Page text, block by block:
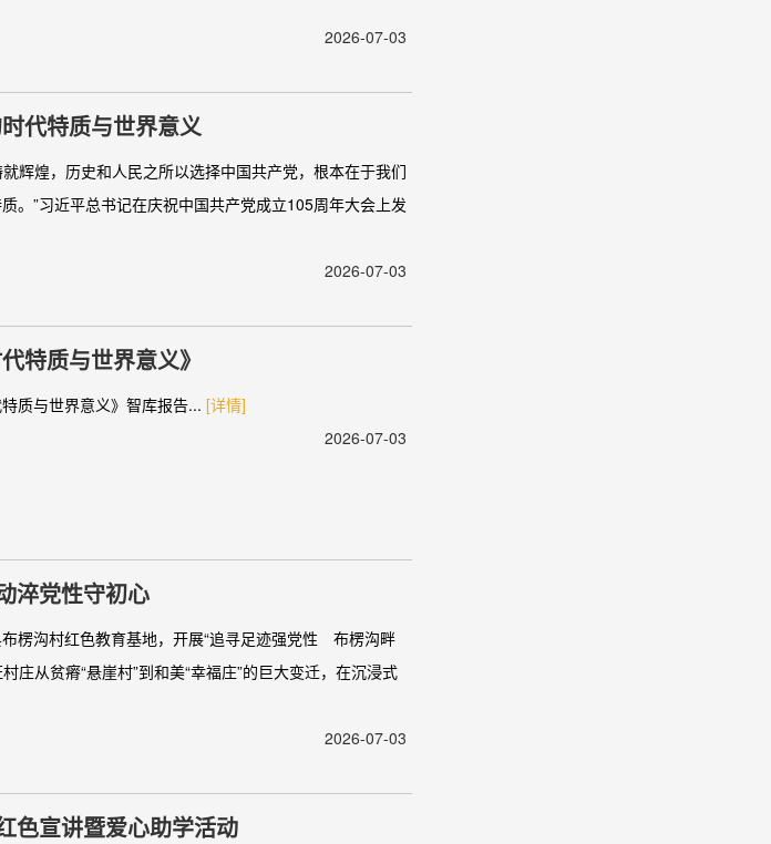
2026-07-03
代特质与世界意义
辉煌，历史和人民之所以选择中国共产党，根本在于我们
。”习近平总书记在庆祝中国共产党成立105周年大会上发
2026-07-03
特质与世界意义》
质与世界意义》智库报告... [详情]
2026-07-03
淬党性守初心
楞沟村红色教育基地，开展“追寻足迹强党性 布楞沟畔
庄从贫瘠“悬崖村”到和美“幸福庄”的巨大变迁，在沉浸式
2026-07-03
色宣讲暨爱心助学活动